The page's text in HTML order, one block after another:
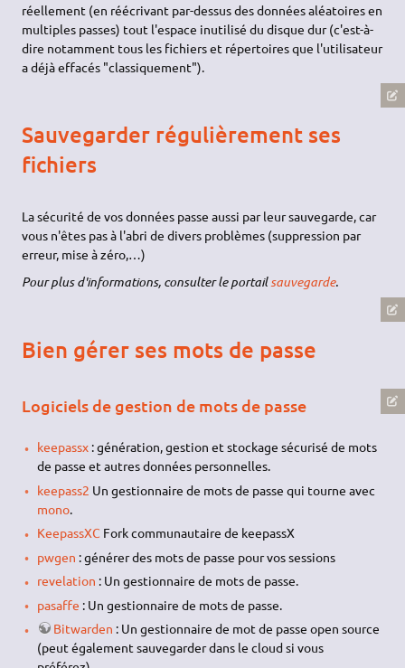
réellement (en réécrivant par-dessus des données aléatoires en
multiples passes) tout l'espace inutilisé du disque dur (c'est-à-
dire notamment tous les fichiers et répertoires que l'utilisateur
a déjà effacés "classiquement").
Sauvegarder régulièrement ses
fichiers
La sécurité de vos données passe aussi par leur sauvegarde, car
vous n'êtes pas à l'abri de divers problèmes (suppression par
erreur, mise à zéro,…)
Pour plus d'informations, consulter le portailsauvegarde.
Bien gérer ses mots de passe
Logiciels de gestion de mots de passe
keepassx: génération, gestion et stockage sécurisé de mots
de passe et autres données personnelles.
keepass2 Un gestionnaire de mots de passe qui tourne avec
mono.
KeepassXC Fork communautaire de keepassX
pwgen : générer des mots de passe pour vos sessions
revelation : Un gestionnaire de mots de passe.
pasaffe : Un gestionnaire de mots de passe.
Bitwarden : Un gestionnaire de mot de passe open source
(peut également sauvegarder dans le cloud si vous